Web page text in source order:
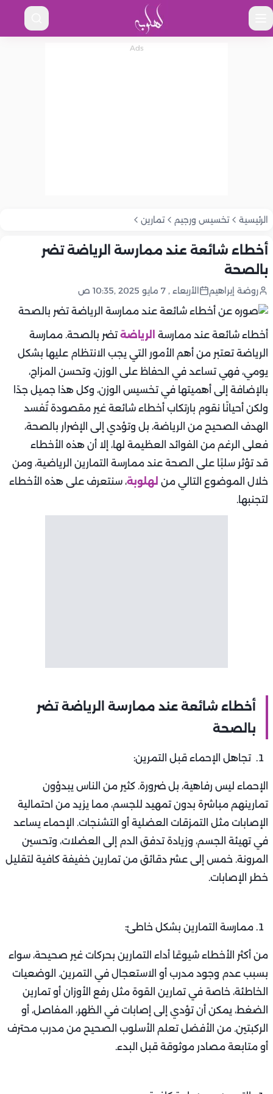
الرئيسية تخسيس ورجيم تمارين
أخطاء شائعة عند ممارسة الرياضة تضر
بالصحة
روضة إبراهيم الأربعاء , 7 مايو 2025 ,10:35 ص
أخطاء شائعة عند ممارسة الرياضة تضر بالصحة. ممارسة
الرياضة تعتبر من أهم الأمور التي يجب الانتظام عليها بشكل
يومي، فهي تساعد في الحفاظ على الوزن، وتحسن المزاج،
بالإضافة إلى أهميتها في تخسيس الوزن، وكل هذا جميل جدًا
ولكن أحيانًا نقوم بارتكاب أخطاء شائعة غير مقصودة تُفسد
الهدف الصحيح من الرياضة، بل وتؤدي إلى الإضرار بالصحة،
فعلى الرغم من الفوائد العظيمة لها، إلا أن هذه الأخطاء
قد تؤثر سلبًا على الصحة عند ممارسة التمارين الرياضية، ومن
خلال الموضوع التالي من لهلوبة، سنتعرف على هذه الأخطاء
لتجنبها.
أخطاء شائعة عند ممارسة الرياضة تضر
بالصحة
تجاهل الإحماء قبل التمرين:
الإحماء ليس رفاهية، بل ضرورة. كثير من الناس يبدؤون
تمارينهم مباشرة بدون تمهيد للجسم، مما يزيد من احتمالية
الإصابات مثل التمزقات العضلية أو التشنجات. الإحماء يساعد
في تهيئة الجسم، وزيادة تدفق الدم إلى العضلات، وتحسين
المرونة. خمس إلى عشر دقائق من تمارين خفيفة كافية لتقليل
خطر الإصابات.
ممارسة التمارين بشكل خاطئ:
من أكثر الأخطاء شيوعًا أداء التمارين بحركات غير صحيحة، سواء
بسبب عدم وجود مدرب أو الاستعجال في التمرين. الوضعيات
الخاطئة، خاصة في تمارين القوة مثل رفع الأوزان أو تمارين
الضغط، يمكن أن تؤدي إلى إصابات في الظهر، المفاصل، أو
الركبتين. من الأفضل تعلم الأسلوب الصحيح من مدرب محترف
أو متابعة مصادر موثوقة قبل البدء.